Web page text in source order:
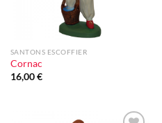
SANTONS ESCOFFIER
Cornac
16,00€